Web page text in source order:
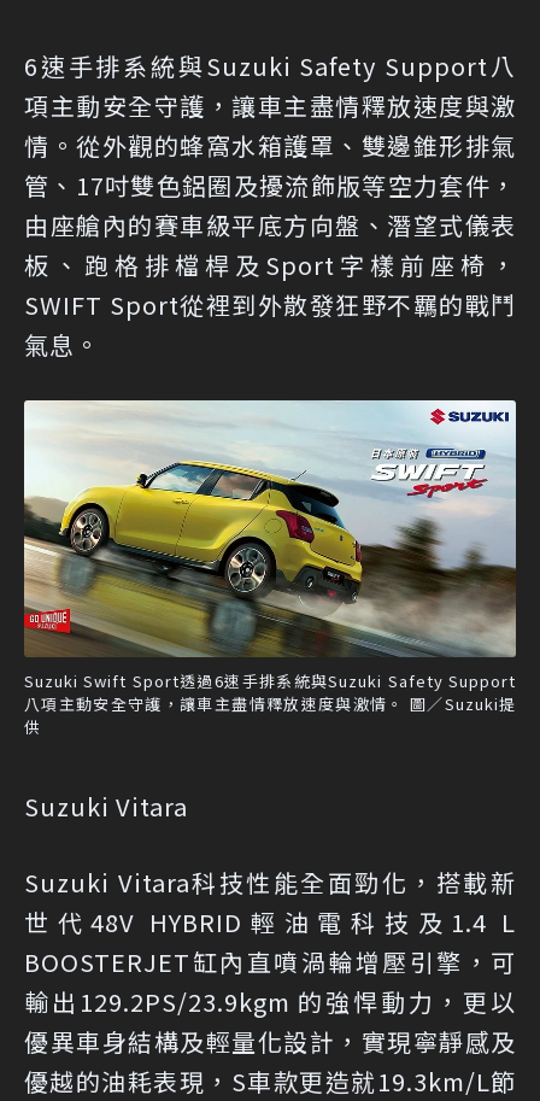
6速手排系統與Suzuki Safety Support八
項主動安全守護，讓車主盡情釋放速度與激
情。從外觀的蜂窩水箱護罩、雙邊錐形排氣
管、17吋雙色鋁圈及擾流飾版等空力套件，
由座艙內的賽車級平底方向盤、潛望式儀表
板、跑格排檔桿及Sport字樣前座椅，
SWIFT Sport從裡到外散發狂野不羈的戰鬥
氣息。
Suzuki Swift Sport透過6速手排系統與Suzuki Safety Support
八項主動安全守護，讓車主盡情釋放速度與激情。 圖／Suzuki提
供
Suzuki Vitara
Suzuki Vitara科技性能全面勁化，搭載新
世代48V HYBRID輕油電科技及1.4 L
BOOSTERJET缸內直噴渦輪增壓引擎，可
輸出129.2PS/23.9kgm 的強悍動力，更以
優異車身結構及輕量化設計，實現寧靜感及
優越的油耗表現，S車款更造就19.3km/L節